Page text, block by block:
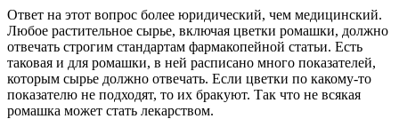
Ответ на этот вопрос более юридический, чем медицинский.
Любое растительное сырье, включая цветки ромашки, должно
отвечать строгим стандартам фармакопейной статьи. Есть
таковая и для ромашки, в ней расписано много показателей,
которым сырье должно отвечать. Если цветки по какому-то
показателю не подходят, то их бракуют. Так что не всякая
ромашка может стать лекарством.